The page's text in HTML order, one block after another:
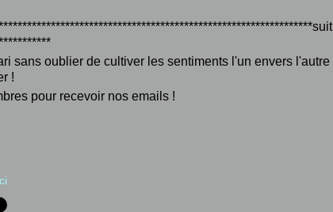
sans oublier de cultiver les sentiments l'un envers l'autre
!
pour recevoir nos emails !